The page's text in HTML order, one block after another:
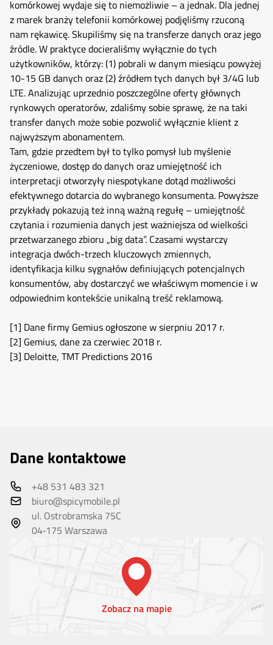
komórkowej wydaje się to niemożliwie – a jednak. Dla jednej
z marek branży telefonii komórkowej podjęliśmy rzuconą
nam rękawicę. Skupiliśmy się na transferze danych oraz jego
źródle. W praktyce docieraliśmy wyłącznie do tych
użytkowników, którzy: (1) pobrali w danym miesiącu powyżej
10-15 GB danych oraz (2) źródłem tych danych był 3/4G lub
LTE. Analizując uprzednio poszczególne oferty głównych
rynkowych operatorów, zdaliśmy sobie sprawę, że na taki
transfer danych może sobie pozwolić wyłącznie klient z
najwyższym abonamentem.
Tam, gdzie przedtem był to tylko pomysł lub myślenie
życzeniowe, dostęp do danych oraz umiejętność ich
interpretacji otworzyły niespotykane dotąd możliwości
efektywnego dotarcia do wybranego konsumenta. Powyższe
przykłady pokazują też inną ważną regułę – umiejętność
czytania i rozumienia danych jest ważniejsza od wielkości
przetwarzanego zbioru „big data”. Czasami wystarczy
integracja dwóch-trzech kluczowych zmiennych,
identyfikacja kilku sygnałów definiujących potencjalnych
konsumentów, aby dostarczyć we właściwym momencie i w
odpowiednim kontekście unikalną treść reklamową.
[1] Dane firmy Gemius ogłoszone w sierpniu 2017 r.
[2] Gemius, dane za czerwiec 2018 r.
[3] Deloitte, TMT Predictions 2016
Dane kontaktowe
+48 531 483 321
biuro@spicymobile.pl
ul. Ostrobramska 75C
04‑175 Warszawa
Zobacz na mapie